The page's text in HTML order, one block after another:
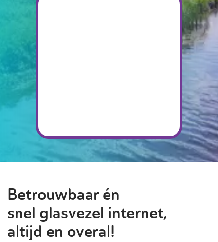
Betrouwbaar én
snel glasvezel internet,
altijd en overal!